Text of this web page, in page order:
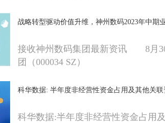
战略转型驱动价值升维，神州数码2023年中期
接收神州数码集团最新资讯 8月
团（000034 SZ）
科华数据: 半年度非经营性资金占用及其他关
科华数据:半年度非经营性资金占用